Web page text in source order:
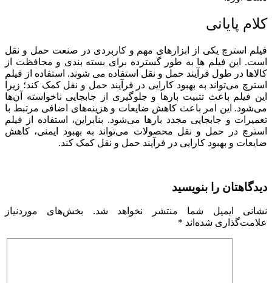
کلام پایانی
فیلم استرچ یکی از ابزارهای مهم و کاربردی در صنعت حمل و نقل
است. این فیلم ها به طور گسترده برای بسته بندی و محافظت از
کالاها در طول فرآیند حمل و نقل استفاده می شوند. استفاده از فیلم
استرچ می‌تواند به بهبود کارایی در فرآیند حمل و نقل کمک کند؛ زیرا
این فیلم باعث تثبیت بارها و جلوگیری از جابجایی ناخواسته آن‌ها
می‌شود. این امر باعث کاهش ضایعات و هزینه‌های اضافی مرتبط با
تعمیرات و جابجایی مجدد بارها می‌شود. بنابراین، استفاده از فیلم
استرچ در حمل و نقل محصولات می‌تواند به بهبود ایمنی، کاهش
ضایعات و بهبود کارایی در فرآیند حمل و نقل کمک کند.
دیدگاهتان را بنویسید
نشانی ایمیل شما منتشر نخواهد شد.
بخش‌های موردنیاز
علامت‌گذاری شده‌اند *